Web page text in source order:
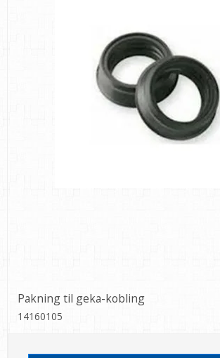
Pakning til geka-kobling
14160105